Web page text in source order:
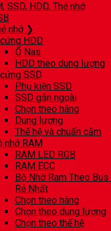
SSD, HDD, Thẻ nhớ
nhớ ❯
HDD
Ổ Nas
HDD theo dung lượng
SSD
Phụ kiện SSD
SSD gắn ngoài
Chọn theo hãng
Dung lượng
Thế hệ và chuẩn cắm
nhớ RAM
RAM LED RGB
RAM ECC
Bộ Nhớ Ram Theo Bus
Rẻ Nhất
Chọn theo hãng
Chọn theo dung lượng
Chọn theo thế hệ